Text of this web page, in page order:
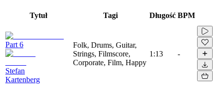
Tytuł Tagi Długość BPM
Part 6
Stefan
Kartenberg
Folk, Drums, Guitar,
Strings, Filmscore,
Corporate, Film, Happy
1:13 -